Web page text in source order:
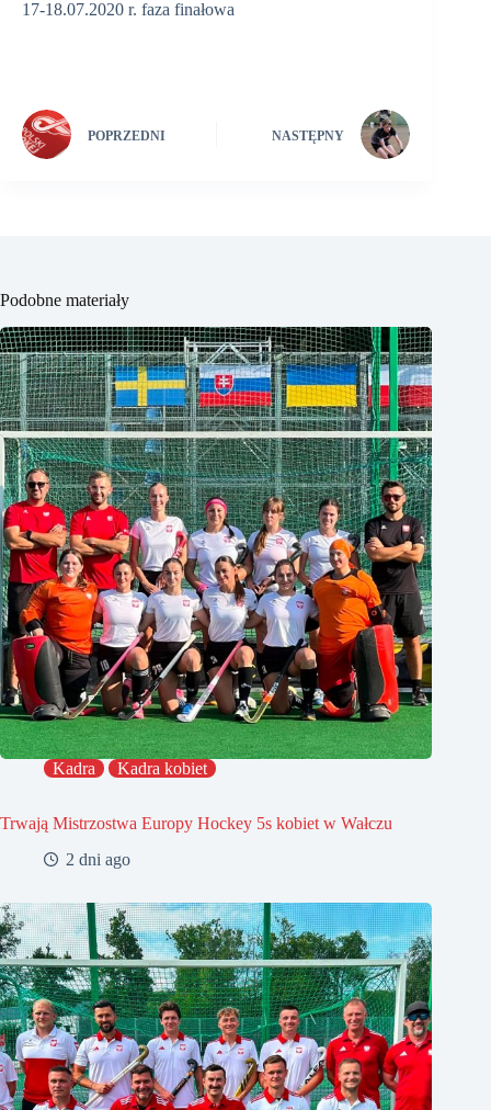
17-18.07.2020 r. faza finałowa
POPRZEDNI NASTĘPNY
Podobne materiały
Kadra Kadra kobiet
Trwają Mistrzostwa Europy Hockey 5s kobiet w Wałczu
2 dni ago